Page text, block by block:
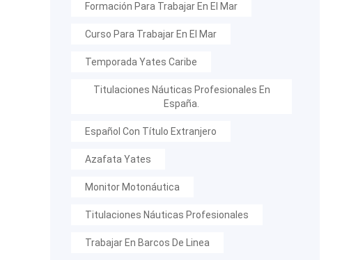
Formación Para Trabajar En El Mar
Curso Para Trabajar En El Mar
Temporada Yates Caribe
Titulaciones Náuticas Profesionales En
España.
Español Con Título Extranjero
Azafata Yates
Monitor Motonáutica
Titulaciones Náuticas Profesionales
Trabajar En Barcos De Linea